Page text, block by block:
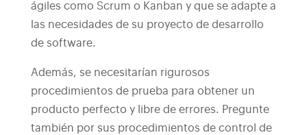
ágiles como Scrum o Kanban y que se adapte a
las necesidades de su proyecto de desarrollo
de software.
Además, se necesitarían rigurosos
procedimientos de prueba para obtener un
producto perfecto y libre de errores. Pregunte
también por sus procedimientos de control de